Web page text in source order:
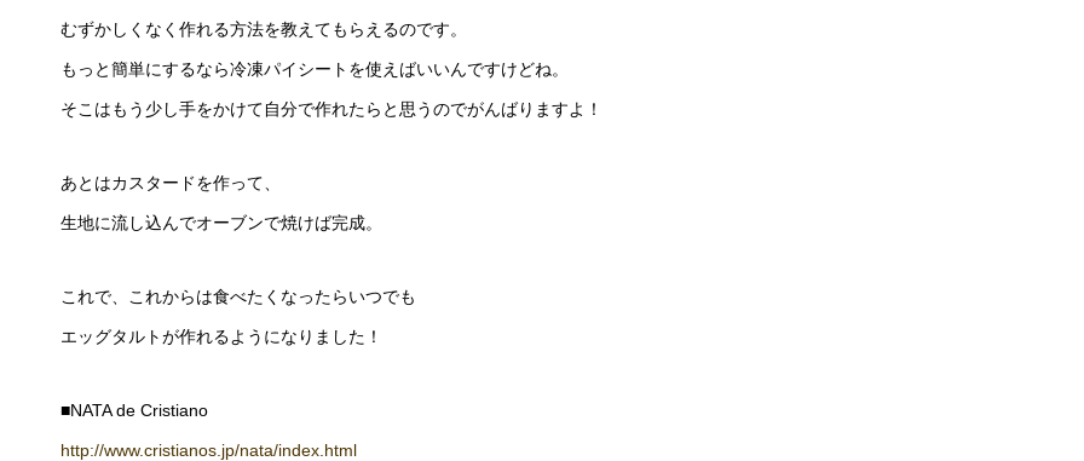
むずかしくなく作れる方法を教えてもらえるのです。
もっと簡単にするなら冷凍パイシートを使えばいいんですけどね。
そこはもう少し手をかけて自分で作れたらと思うのでがんばりますよ！
あとはカスタードを作って、
生地に流し込んでオーブンで焼けば完成。
これで、これからは食べたくなったらいつでも
エッグタルトが作れるようになりました！
■NATA de Cristiano
http://www.cristianos.jp/nata/index.html